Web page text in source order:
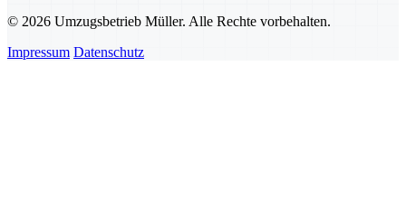
© 2026 Umzugsbetrieb Müller. Alle Rechte vorbehalten.
Impressum Datenschutz